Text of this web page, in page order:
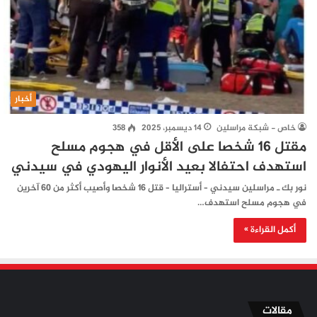
أخبار
خاص - شبكة مراسلين 14 ديسمبر، 2025 358
مقتل 16 شخصا على الأقل في هجوم مسلح
استهدف احتفالا بعيد الأنوار اليهودي في سيدني
نور بك ـ مراسلين سيدني – أستراليا – قتل 16 شخصا وأصيب أكثر من 60 آخرين
في هجوم مسلح استهدف…
أكمل القراءة »
مقالات